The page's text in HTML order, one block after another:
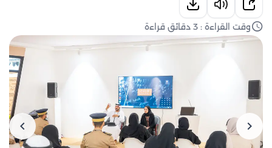
وقت القراءة : 3 دقائق قراءة